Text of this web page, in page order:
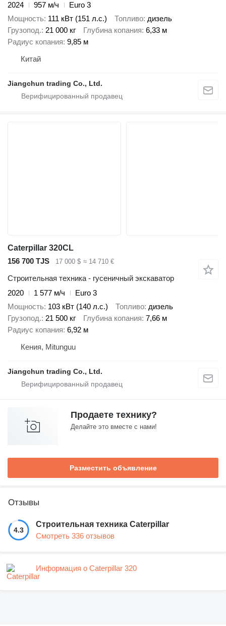
2024
957 м/ч
Euro 3
Мощность 111 кВт (151 л.с.) Топливо дизель
Грузопод. 21 000 кг Глубина копания 6,33 м
Радиус копания 9,85 м
Китай
Jiangchun trading Co., Ltd.
Caterpillar 320CL
156 700 TJS
17 000 $ ≈ 14 710 €
Строительная техника - гусеничный экскаватор
2020
1 577 м/ч
Euro 3
Мощность 103 кВт (140 л.с.) Топливо дизель
Грузопод. 21 500 кг Глубина копания 7,66 м
Радиус копания 6,92 м
Кения, Mitunguu
Jiangchun trading Co., Ltd.
Продаете технику?
Делайте это вместе с нами!
Разместить объявление
Отзывы
4.3
Строительная техника Caterpillar
Смотреть 336 отзывов
Информация о Caterpillar 320